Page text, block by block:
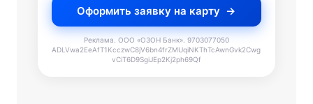
Оформить заявку на карту
Реклама. ООО «ОЗОН Банк». 9703077050
ADLVwa2EeAfT1KcczwC8jV6bn4frZMUqiNKThTcAwnGvk2Cwg
vCiT6D9SgiJEp2Kj2ph69Qf